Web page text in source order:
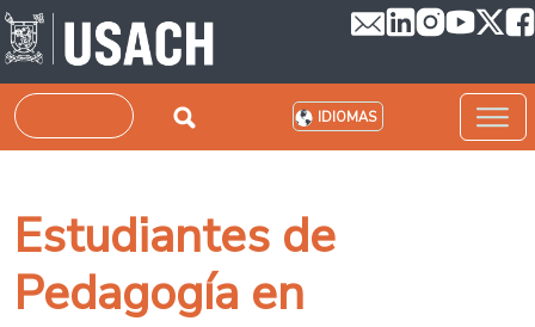
Pasar al contenido principal
Buscar IDIOMAS
Estudiantes de
Pedagogía en